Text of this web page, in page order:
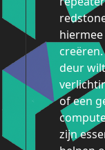
deur
of een
zijn